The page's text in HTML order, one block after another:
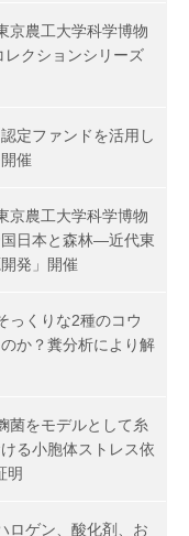
京農工大学科学博物
クションシリーズ
定ファンドを活用し
催
京農工大学科学博物
日本と森林—近代東
発」開催
っくりな2種のコウ
か？糞分析により解
菌をモデルとして糸
る小胞体ストレス依
明
ロゲン、酸化剤、お